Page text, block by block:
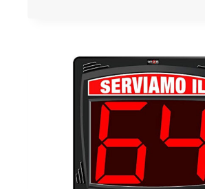
PERDITE
E
CAMBIANO
LE
STRATEGIE
DI
SICUREZZA